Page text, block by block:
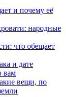
и почему её
народные
что обещает
и дате
вам
вещи, по